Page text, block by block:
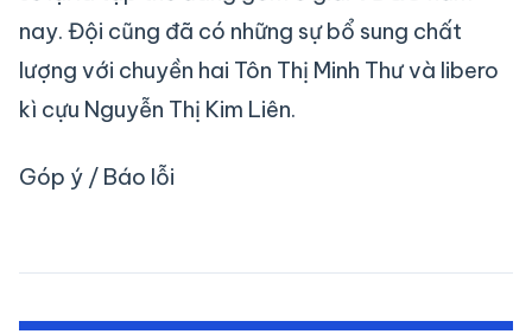
nay. Đội cũng đã có những sự bổ sung chất
lượng với chuyền hai Tôn Thị Minh Thư và libero
kì cựu Nguyễn Thị Kim Liên.
Góp ý / Báo lỗi